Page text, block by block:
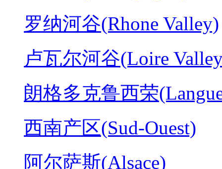
罗纳河谷(Rhone Valley)
卢瓦尔河谷(Loire
朗格多克鲁西荣
西南产区(Sud-Ouest)
阿尔萨斯(Alsace)